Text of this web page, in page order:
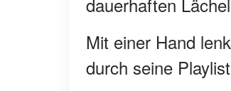
Mit einer Hand
durch seine